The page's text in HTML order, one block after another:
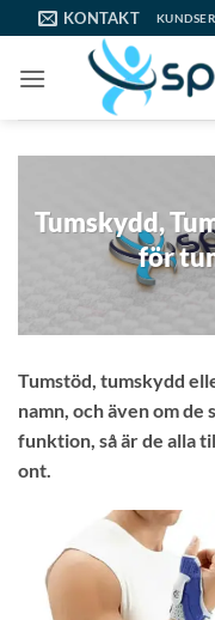
to
content
KONTAKT
Tumskydd,
för
Tumstöd, tumskydd
namn, och även om
funktion, så är de alla
ont.